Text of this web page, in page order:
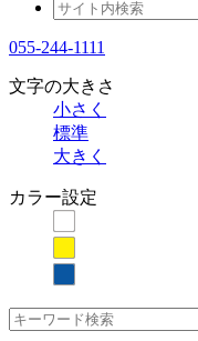
055-244-1111
文字の大きさ
小さく
標準
大きく
カラー設定